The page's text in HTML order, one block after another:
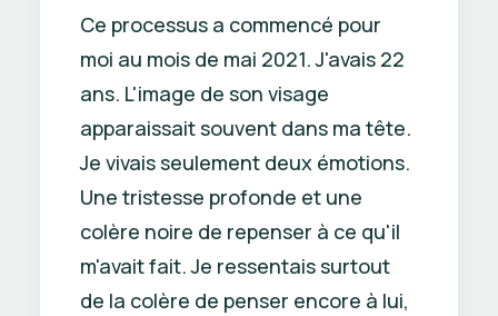
Ce processus a commencé pour
moi au mois de mai 2021. J'avais 22
ans. L'image de son visage
apparaissait souvent dans ma tête.
Je vivais seulement deux émotions.
Une tristesse profonde et une
colère noire de repenser à ce qu'il
m'avait fait. Je ressentais surtout
de la colère de penser encore à lui,